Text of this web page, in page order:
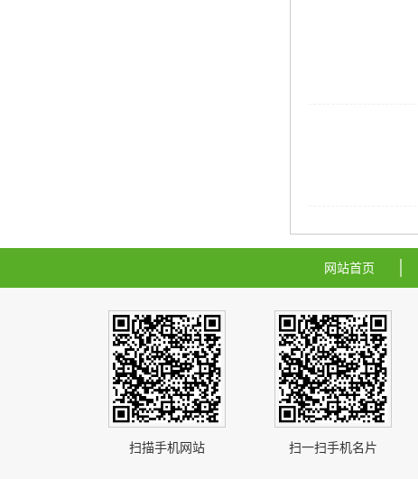
网站首页
扫描手机网站 扫一扫手机名片